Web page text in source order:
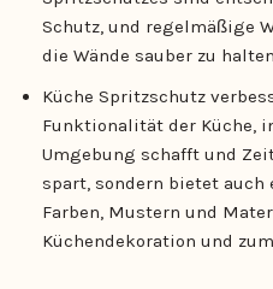
Schutz, und regelmäßige
die Wände sauber zu
Küche Spritzschutz
Funktionalität der Küche,
Umgebung schafft und
spart, sondern bietet auch
Farben, Mustern und
Küchendekoration und